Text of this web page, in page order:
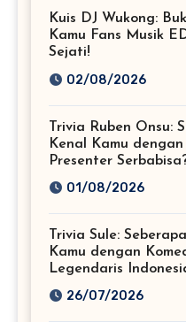
Kuis DJ Wukong:
Kamu Fans Musik
Sejati!
02/08/2026
Trivia Ruben Onsu:
Kenal Kamu dengan
Presenter
01/08/2026
Trivia Sule:
Kamu dengan
Legendaris
26/07/2026